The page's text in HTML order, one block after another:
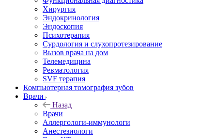
Хирургия
Эндокринология
Эндоскопия
Психотерапия
Сурдология и слухопротезирование
Вызов врача на дом
Телемедицина
Ревматология
SVF терапия
Компьютерная томография зубов
Врачи
Назад
Врачи
Аллергологи-иммунологи
Анестезиологи